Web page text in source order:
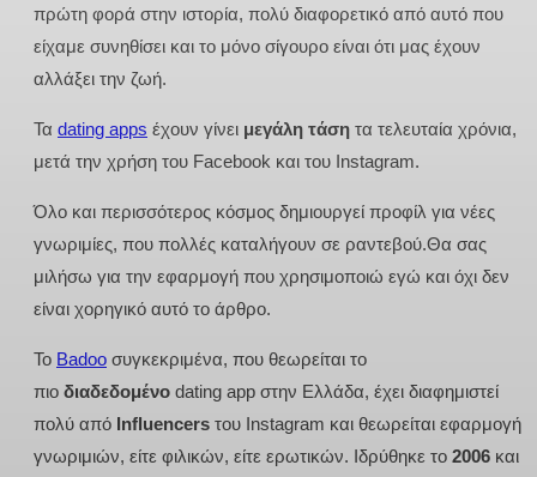
πρώτη φορά στην ιστορία, πολύ διαφορετικό από αυτό που
είχαμε συνηθίσει και το μόνο σίγουρο είναι ότι μας έχουν
αλλάξει την ζωή.
Τα dating apps έχουν γίνει μεγάλη τάση τα τελευταία χρόνια,
μετά την χρήση του Facebook και του Instagram.
Όλο και περισσότερος κόσμος δημιουργεί προφίλ για νέες
γνωριμίες, που πολλές καταλήγουν σε ραντεβού.Θα σας
μιλήσω για την εφαρμογή που χρησιμοποιώ εγώ και όχι δεν
είναι χορηγικό αυτό το άρθρο.
Το Badoo συγκεκριμένα, που θεωρείται το
πιο διαδεδομένο dating app στην Ελλάδα, έχει διαφημιστεί
πολύ από Influencers του Instagram και θεωρείται εφαρμογή
γνωριμιών, είτε φιλικών, είτε ερωτικών. Ιδρύθηκε το 2006 και